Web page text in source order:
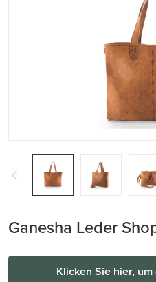
Ganesha Leder
Klicken Sie hier,